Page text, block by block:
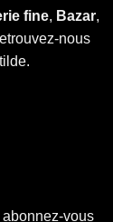
fine, Bazar,
nous
vous